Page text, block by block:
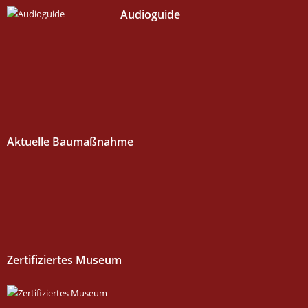
Audioguide
Aktuelle Baumaßnahme
Zertifiziertes Museum